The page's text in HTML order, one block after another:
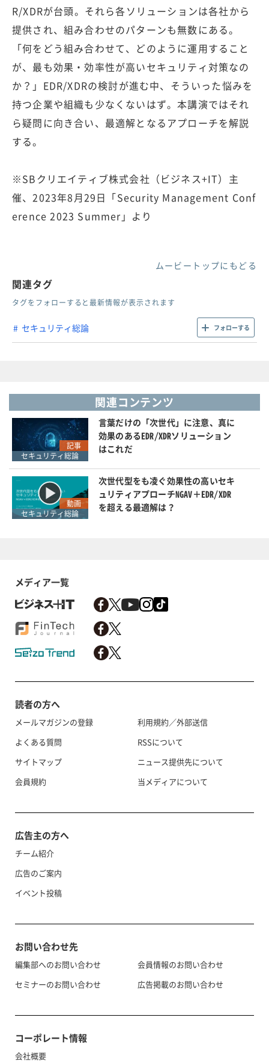
R/XDRが台頭。それら各ソリューションは各社から
提供され、組み合わせのパターンも無数にある。
「何をどう組み合わせて、どのように運用すること
が、最も効果・効率性が高いセキュリティ対策なの
か？」EDR/XDRの検討が進む中、そういった悩みを
持つ企業や組織も少なくないはず。本講演ではそれ
ら疑問に向き合い、最適解となるアプローチを解説
する。
※SBクリエイティブ株式会社（ビジネス+IT）主
催、2023年8月29日「Security Management Conf
erence 2023 Summer」より
ムービートップにもどる
関連タグ
タグをフォローすると最新情報が表示されます
セキュリティ総論 フォローする
関連コンテンツ
記事
セキュリティ総論
言葉だけの「次世代」に注意、真に
効果のあるEDR/XDRソリューション
はこれだ
動画
セキュリティ総論
次世代型をも凌ぐ効果性の高いセキ
ュリティアプローチNGAV＋EDR/XDR
を超える最適解は？
メディア一覧
読者の方へ
メールマガジンの登録
よくある質問
サイトマップ
会員規約
利用規約／外部送信
RSSについて
ニュース提供先について
当メディアについて
広告主の方へ
チーム紹介
広告のご案内
イベント投稿
お問い合わせ先
編集部へのお問い合わせ
セミナーのお問い合わせ
会員情報のお問い合わせ
広告掲載のお問い合わせ
コーポレート情報
会社概要